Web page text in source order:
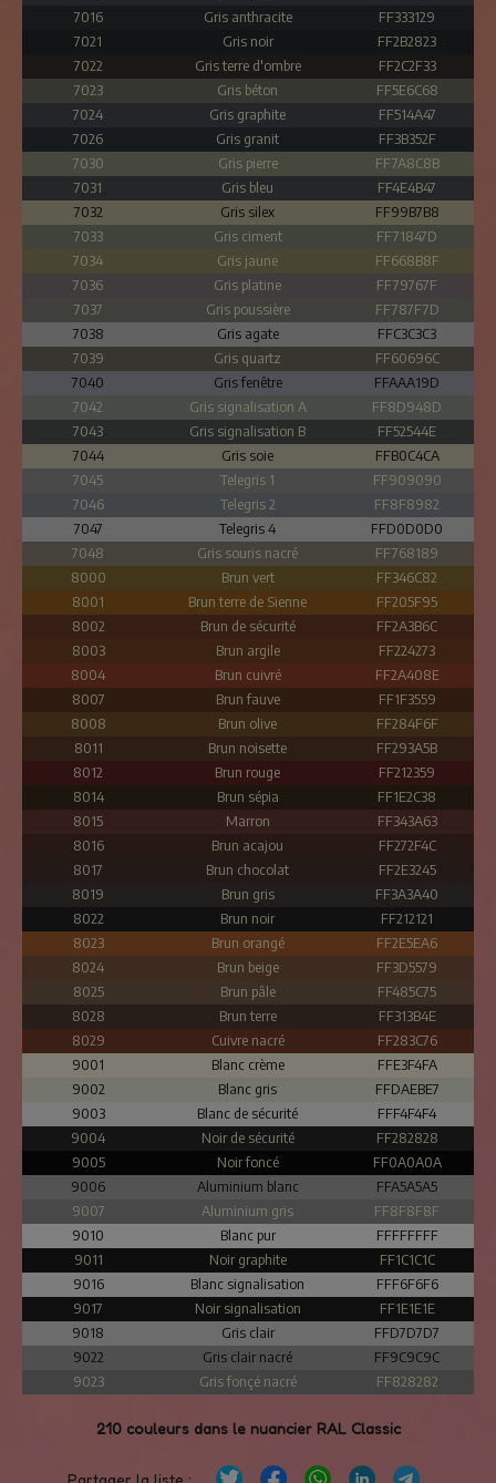
7016
Gris anthracite
FF333129
7021
Gris noir
FF2B2823
7022
Gris terre d'ombre
FF2C2F33
7023
Gris béton
FF5E6C68
7024
Gris graphite
FF514A47
7026
Gris granit
FF3B352F
7030
Gris pierre
FF7A8C8B
7031
Gris bleu
FF4E4B47
7032
Gris silex
FF99B7B8
7033
Gris ciment
FF71847D
7034
Gris jaune
FF668B8F
7036
Gris platine
FF79767F
7037
Gris poussière
FF787F7D
7038
Gris agate
FFC3C3C3
7039
Gris quartz
FF60696C
7040
Gris fenêtre
FFAAA19D
7042
Gris signalisation A
FF8D948D
7043
Gris signalisation B
FF52544E
7044
Gris soie
FFB0C4CA
7045
Telegris 1
FF909090
7046
Telegris 2
FF8F8982
7047
Telegris 4
FFD0D0D0
7048
Gris souris nacré
FF768189
8000
Brun vert
FF346C82
8001
Brun terre de Sienne
FF205F95
8002
Brun de sécurité
FF2A3B6C
8003
Brun argile
FF224273
8004
Brun cuivré
FF2A408E
8007
Brun fauve
FF1F3559
8008
Brun olive
FF284F6F
8011
Brun noisette
FF293A5B
8012
Brun rouge
FF212359
8014
Brun sépia
FF1E2C38
8015
Marron
FF343A63
8016
Brun acajou
FF272F4C
8017
Brun chocolat
FF2E3245
8019
Brun gris
FF3A3A40
8022
Brun noir
FF212121
8023
Brun orangé
FF2E5EA6
8024
Brun beige
FF3D5579
8025
Brun pâle
FF485C75
8028
Brun terre
FF313B4E
8029
Cuivre nacré
FF283C76
9001
Blanc crème
FFE3F4FA
9002
Blanc gris
FFDAEBE7
9003
Blanc de sécurité
FFF4F4F4
9004
Noir de sécurité
FF282828
9005
Noir foncé
FF0A0A0A
9006
Aluminium blanc
FFA5A5A5
9007
Aluminium gris
FF8F8F8F
9010
Blanc pur
FFFFFFFF
9011
Noir graphite
FF1C1C1C
9016
Blanc signalisation
FFF6F6F6
9017
Noir signalisation
FF1E1E1E
9018
Gris clair
FFD7D7D7
9022
Gris clair nacré
FF9C9C9C
9023
Gris fonçé nacré FF828282
210 couleurs dans le nuancier RAL Classic
Partager la liste :